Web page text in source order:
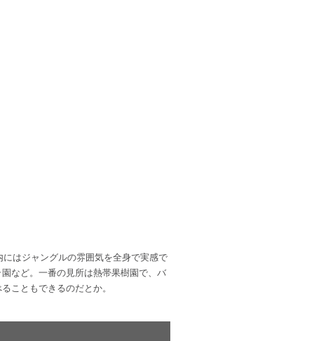
はジャングルの雰囲気を全身で実感で
など。一番の見所は熱帯果樹園で、バ
こともできるのだとか。